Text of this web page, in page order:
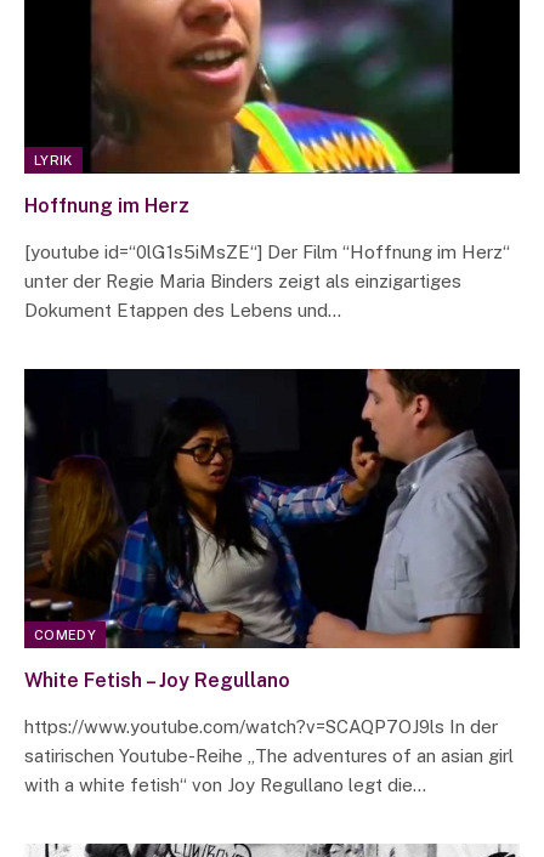
LYRIK
Hoffnung im Herz
[youtube id=“0lG1s5iMsZE“] Der Film “Hoffnung im Herz“
unter der Regie Maria Binders zeigt als einzigartiges
Dokument Etappen des Lebens und…
COMEDY
White Fetish – Joy Regullano
https://www.youtube.com/watch?v=SCAQP7OJ9ls In der
satirischen Youtube-Reihe „The adventures of an asian girl
with a white fetish“ von Joy Regullano legt die…